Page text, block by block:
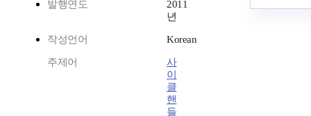
발행연도
2011
년
작성언어 Korean
주제어
사
이
클
핸
들